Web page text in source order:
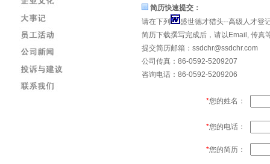
简历快速提交：
请在下列
盛世德才猎头--高级人才登
简历下载撰写完成后，请以Email, 传真
提交简历邮箱： ssdchr@ssdchr.com
公司传真：86-0592-5209207
咨询电话：86-0592-5209206
*您的姓名：
*您的电话：
*您的简历：